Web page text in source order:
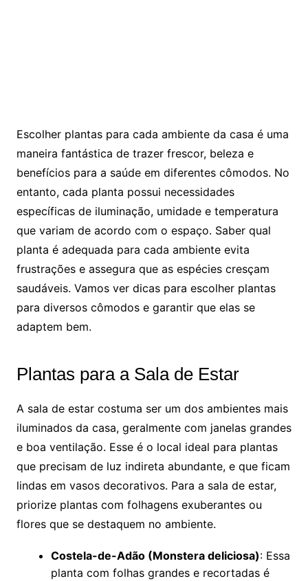
Escolher plantas para cada ambiente da casa é uma
maneira fantástica de trazer frescor, beleza e
benefícios para a saúde em diferentes cômodos. No
entanto, cada planta possui necessidades
específicas de iluminação, umidade e temperatura
que variam de acordo com o espaço. Saber qual
planta é adequada para cada ambiente evita
frustrações e assegura que as espécies cresçam
saudáveis. Vamos ver dicas para escolher plantas
para diversos cômodos e garantir que elas se
adaptem bem.
Plantas para a Sala de Estar
A sala de estar costuma ser um dos ambientes mais
iluminados da casa, geralmente com janelas grandes
e boa ventilação. Esse é o local ideal para plantas
que precisam de luz indireta abundante, e que ficam
lindas em vasos decorativos. Para a sala de estar,
priorize plantas com folhagens exuberantes ou
flores que se destaquem no ambiente.
Costela-de-Adão (Monstera deliciosa): Essa
planta com folhas grandes e recortadas é